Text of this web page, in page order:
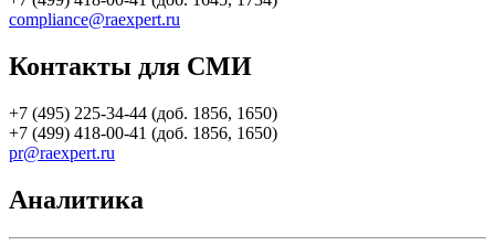
compliance@raexpert.ru
Контакты для СМИ
+7 (495) 225-34-44 (доб. 1856, 1650)
+7 (499) 418-00-41 (доб. 1856, 1650)
pr@raexpert.ru
Аналитика